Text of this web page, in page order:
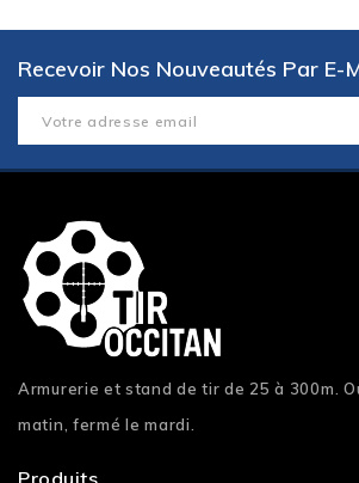
Recevoir Nos Nouveautés Par E-
Armurerie et stand de tir de 25 à 300m.
matin, fermé le mardi.
Produits